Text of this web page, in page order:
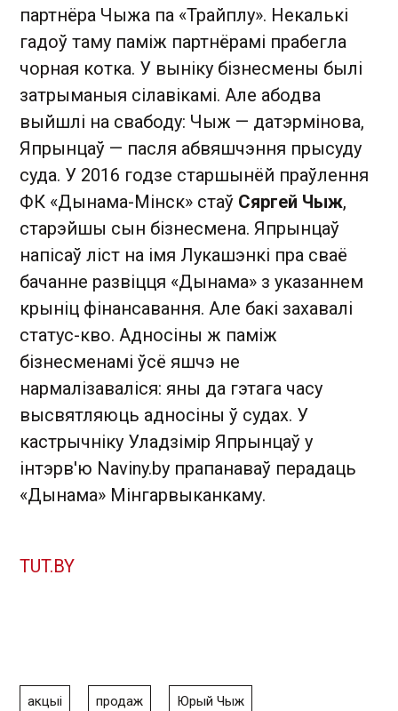
партнёра Чыжа па «Трайплу». Некалькі
гадоў таму паміж партнёрамі прабегла
чорная котка. У выніку бізнесмены былі
затрыманыя сілавікамі. Але абодва
выйшлі на свабоду: Чыж — датэрмінова,
Япрынцаў — пасля абвяшчэння прысуду
суда. У 2016 годзе старшынёй праўлення
ФК «Дынама-Мінск» стаў Сяргей Чыж,
старэйшы сын бізнесмена. Япрынцаў
напісаў ліст на імя Лукашэнкі пра сваё
бачанне развіцця «Дынама» з указаннем
крыніц фінансавання. Але бакі захавалі
статус-кво. Адносіны ж паміж
бізнесменамі ўсё яшчэ не
нармалізаваліся: яны да гэтага часу
высвятляюць адносіны ў судах. У
кастрычніку Уладзімір Япрынцаў у
інтэрв'ю Naviny.by прапанаваў перадаць
«Дынама» Мінгарвыканкаму.
TUT.BY
акцыі продаж Юрый Чыж